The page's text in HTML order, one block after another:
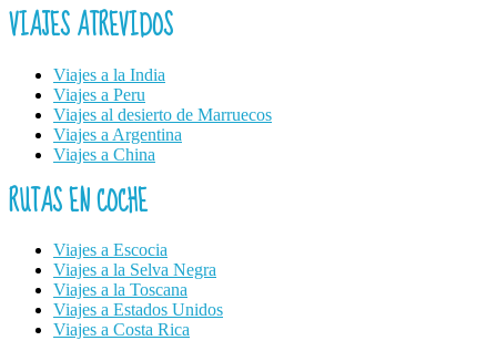
VIAJES ATREVIDOS
Viajes a la India
Viajes a Peru
Viajes al desierto de Marruecos
Viajes a Argentina
Viajes a China
RUTAS EN COCHE
Viajes a Escocia
Viajes a la Selva Negra
Viajes a la Toscana
Viajes a Estados Unidos
Viajes a Costa Rica